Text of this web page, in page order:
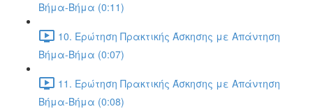
Βήμα-Βήμα (0:11)
10. Ερώτηση Πρακτικής Άσκησης με Απάντηση
Βήμα-Βήμα (0:07)
11. Ερώτηση Πρακτικής Άσκησης με Απάντηση
Βήμα-Βήμα (0:08)